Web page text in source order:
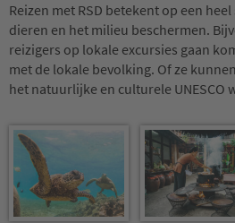
Reizen met RSD betekent op een
dieren en het milieu beschermen.
reizigers op lokale excursies gaan
met de lokale bevolking. Of ze
het natuurlijke en culturele UNESCO